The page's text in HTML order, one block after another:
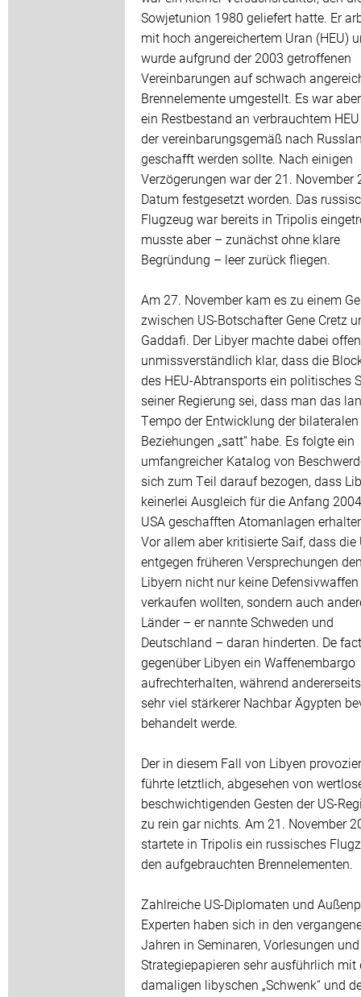
Sowjetunion 1980 geliefert hatte. Er
mit hoch angereichertem Uran (HEU)
wurde aufgrund der 2003 getroffenen
Vereinbarungen auf schwach
Brennelemente umgestellt. Es war
ein Restbestand an verbrauchtem
der vereinbarungsgemäß nach
geschafft werden sollte. Nach einigen
Verzögerungen war der 21. November
Datum festgesetzt worden. Das
Flugzeug war bereits in Tripolis
musste aber – zunächst ohne klare
Begründung – leer zurück fliegen.
Am 27. November kam es zu einem
zwischen US-Botschafter Gene Cretz
Gaddafi. Der Libyer machte dabei
unmissverständlich klar, dass die
des HEU-Abtransports ein politisches
seiner Regierung sei, dass man das
Tempo der Entwicklung der bilateralen
Beziehungen „satt“ habe. Es folgte ein
umfangreicher Katalog von
sich zum Teil darauf bezogen, dass
keinerlei Ausgleich für die Anfang
USA geschafften Atomanlagen
Vor allem aber kritisierte Saif, dass die
entgegen früheren Versprechungen
Libyern nicht nur keine Defensivwaffen
verkaufen wollten, sondern auch
Länder – er nannte Schweden und
Deutschland – daran hinderten. De
gegenüber Libyen ein Waffenembargo
aufrechterhalten, während
sehr viel stärkerer Nachbar Ägypten
behandelt werde.
Der in diesem Fall von Libyen
führte letztlich, abgesehen von
beschwichtigenden Gesten der US-
zu rein gar nichts. Am 21. November
startete in Tripolis ein russisches
den aufgebrauchten Brennelementen.
Zahlreiche US-Diplomaten und
Experten haben sich in den
Jahren in Seminaren, Vorlesungen und
Strategiepapieren sehr ausführlich mit
damaligen libyschen „Schwenk“ und